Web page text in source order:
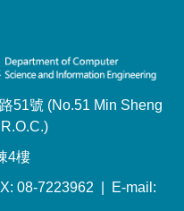
51號 (No.51 Min Sheng
4樓
08-7223962 | E-mail: